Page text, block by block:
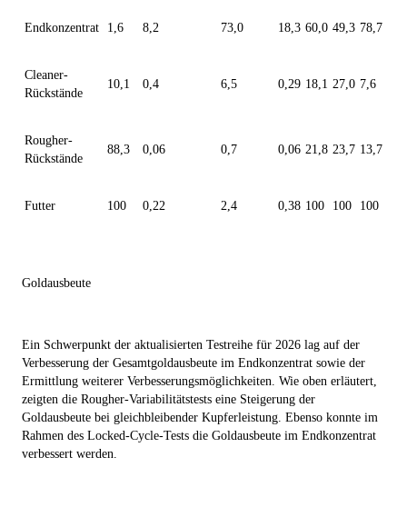
Endkonzentrat 1,6 8,2 73,0 18,3 60,0 49,3 78,7
Cleaner-
Rückstände
10,1 0,4 6,5 0,29 18,1 27,0 7,6
Rougher-
Rückstände
88,3 0,06 0,7 0,06 21,8 23,7 13,7
Futter 100 0,22 2,4 0,38 100 100 100
Goldausbeute
Ein Schwerpunkt der aktualisierten Testreihe für 2026 lag auf der
Verbesserung der Gesamtgoldausbeute im Endkonzentrat sowie der
Ermittlung weiterer Verbesserungsmöglichkeiten. Wie oben erläutert,
zeigten die Rougher-Variabilitätstests eine Steigerung der
Goldausbeute bei gleichbleibender Kupferleistung. Ebenso konnte im
Rahmen des Locked-Cycle-Tests die Goldausbeute im Endkonzentrat
verbessert werden.